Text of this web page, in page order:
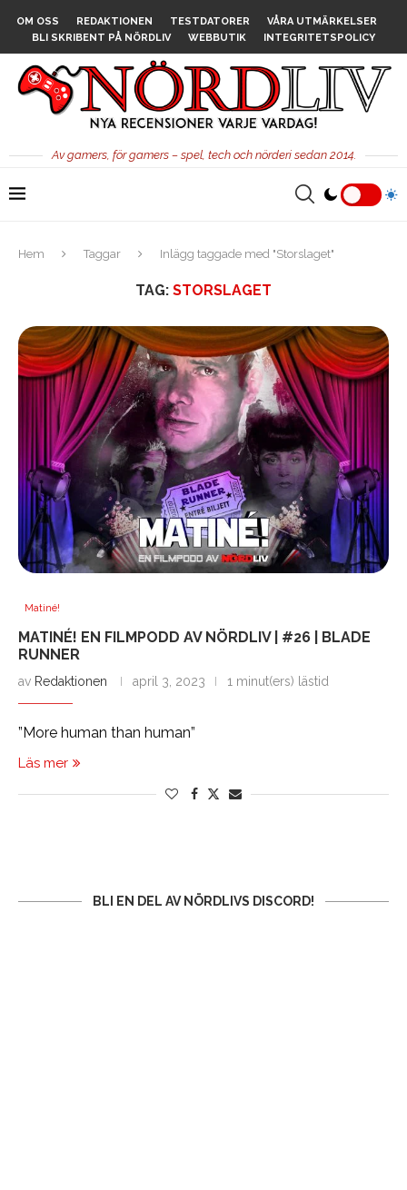
OM OSS REDAKTIONEN TESTDATORER
VÅRA UTMÄRKELSER
BLI SKRIBENT PÅ NÖRDLIV
WEBBUTIK INTEGRITETSPOLICY
Av gamers, för gamers – spel, tech och nörderi sedan 2014.
Hem Taggar Inlägg taggade med "Storslaget"
TAG: STORSLAGET
Matiné!
MATINÉ! EN FILMPODD AV NÖRDLIV | #26 | BLADE
RUNNER
av Redaktionen april 3, 2023 1 minut(ers) lästid
”More human than human”
Läs mer
BLI EN DEL AV NÖRDLIVS DISCORD!